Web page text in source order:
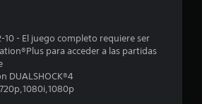
r
10 - El juego completo requiere ser
para acceder a las partidas
DUALSHOCK®4